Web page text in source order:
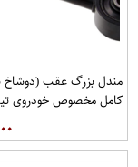
مندل بزرگ عقب (دوشاخ
کامل مخصوص خودروی
مگاموتور